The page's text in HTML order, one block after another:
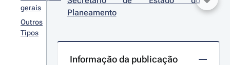
gerais
Outros
Tipos
Planeamento
Informação da publicação